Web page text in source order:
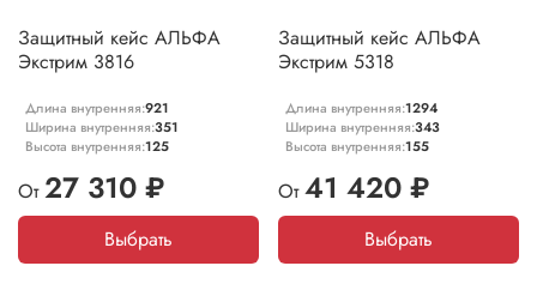
Защитный кейс АЛЬФА
Экстрим 3816
Длина внутренняя:921
Ширина внутренняя:351
Высота внутренняя:125
От 27 310 ₽
Выбрать
Защитный кейс АЛЬФА
Экстрим 5318
Длина внутренняя:1294
Ширина внутренняя:343
Высота внутренняя:155
От 41 420 ₽
Выбрать